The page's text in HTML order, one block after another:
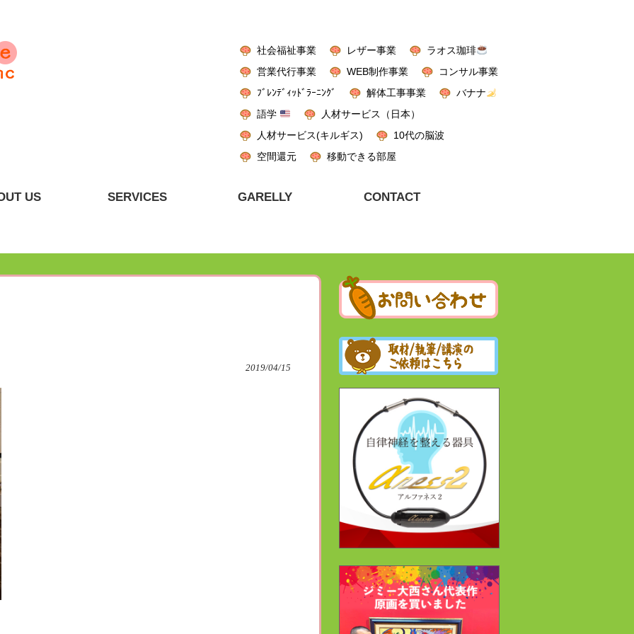
社会福祉事業 レザー事業
ラオス珈琲
営業代行事業
WEB制作事業
コンサル事業
ﾌﾞﾚﾝﾃﾞｨｯﾄﾞﾗｰﾆﾝｸﾞ
解体工事事業
バナナ
語学
人材サービス（日本）
人材サービス(キルギス)
10代の脳波
空間還元
移動できる部屋
US SERVICES GARELLY CONTACT
2019/04/15